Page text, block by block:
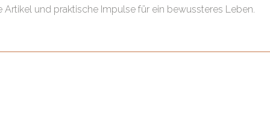
und praktische Impulse für ein bewussteres Leben.